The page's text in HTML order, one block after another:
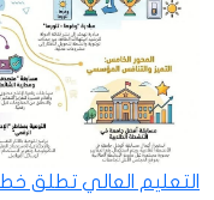
التعليم العالي تطلق